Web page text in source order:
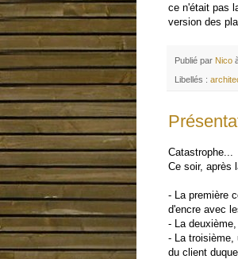
ce n'était pas
version des
Publié par Nico
Libellés :
Catastrophe...
Ce soir, après
- La première
d'encre avec
- La
- La troisième,
du client